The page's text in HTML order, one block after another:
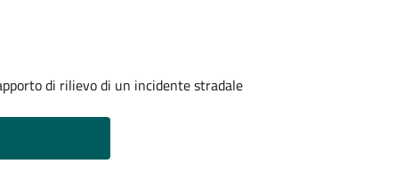
di rilievo di un incidente stradale